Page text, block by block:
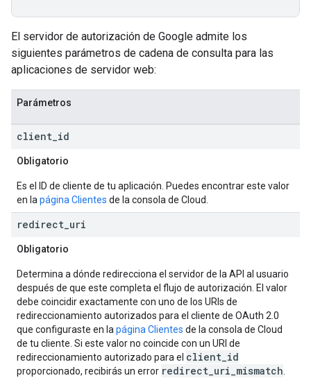
El servidor de autorización de Google admite los
siguientes parámetros de cadena de consulta para las
aplicaciones de servidor web:
Parámetros
client id
Obligatorio
Es el ID de cliente de tu aplicación. Puedes encontrar este valor
en la página Clientes de la consola de Cloud.
redirect uri
Obligatorio
Determina a dónde redirecciona el servidor de la API al usuario
después de que este completa el flujo de autorización. El valor
debe coincidir exactamente con uno de los URIs de
redireccionamiento autorizados para el cliente de OAuth 2.0
que configuraste en la página Clientes de la consola de Cloud
de tu cliente. Si este valor no coincide con un URI de
redireccionamiento autorizado para el client_id
proporcionado, recibirás un error redirect_uri_mismatch